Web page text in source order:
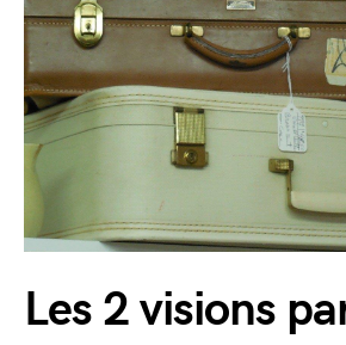
Les 2 visions